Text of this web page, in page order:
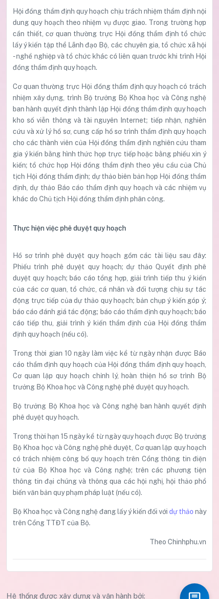
Hội đồng thẩm định quy hoạch chịu trách nhiệm thẩm định nội
dung quy hoạch theo nhiệm vụ được giao. Trong trường hợp
cần thiết, cơ quan thường trực Hội đồng thẩm định tổ chức
lấy ý kiến tập thể Lãnh đạo Bộ, các chuyên gia, tổ chức xã hội
- nghề nghiệp và tổ chức khác có liên quan trước khi trình Hội
đồng thẩm định quy hoạch.
Cơ quan thường trực Hội đồng thẩm định quy hoạch có trách
nhiệm xây dựng, trình Bộ trưởng Bộ Khoa học và Công nghệ
ban hành quyết định thành lập Hội đồng thẩm định quy hoạch
kho số viễn thông và tài nguyên Internet; tiếp nhận, nghiên
cứu và xử lý hồ sơ, cung cấp hồ sơ trình thẩm định quy hoạch
cho các thành viên của Hội đồng thẩm định nghiên cứu tham
gia ý kiến bằng hình thức họp trực tiếp hoặc bằng phiếu xin ý
kiến; tổ chức họp Hội đồng thẩm định theo yêu cầu của Chủ
tịch Hội đồng thẩm định; dự thảo biên bản họp Hội đồng thẩm
định, dự thảo Báo cáo thẩm định quy hoạch và các nhiệm vụ
khác do Chủ tịch Hội đồng thẩm định phân công.
Thực hiện việc phê duyệt quy hoạch
Hồ sơ trình phê duyệt quy hoạch gồm các tài liệu sau đây:
Phiếu trình phê duyệt quy hoạch; dự thảo Quyết định phê
duyệt quy hoạch; báo cáo tổng hợp, giải trình tiếp thu ý kiến
của các cơ quan, tổ chức, cá nhân và đối tượng chịu sự tác
động trực tiếp của dự thảo quy hoạch; bản chụp ý kiến góp ý;
báo cáo đánh giá tác động; báo cáo thẩm định quy hoạch; báo
cáo tiếp thu, giải trình ý kiến thẩm định của Hội đồng thẩm
định quy hoạch (nếu có).
Trong thời gian 10 ngày làm việc kể từ ngày nhận được Báo
cáo thẩm định quy hoạch của Hội đồng thẩm định quy hoạch,
Cơ quan lập quy hoạch chỉnh lý, hoàn thiện hồ sơ trình Bộ
trưởng Bộ Khoa học và Công nghệ phê duyệt quy hoạch.
Bộ trưởng Bộ Khoa học và Công nghệ ban hành quyết định
phê duyệt quy hoạch.
Trong thời hạn 15 ngày kể từ ngày quy hoạch được Bộ trưởng
Bộ Khoa học và Công nghệ phê duyệt, Cơ quan lập quy hoạch
có trách nhiệm công bố quy hoạch trên Cổng thông tin điện
tử của Bộ Khoa học và Công nghệ; trên các phương tiện
thông tin đại chúng và thông qua các hội nghị, hội thảo phổ
biến văn bản quy phạm pháp luật (nếu có).
Bộ Khoa học và Công nghệ đang lấy ý kiến đối với dự thảo này
trên Cổng TTĐT của Bộ.
Theo Chinhphu.vn
Hệ thống được xây dựng và vận hành bởi: